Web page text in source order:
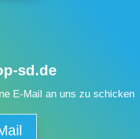
sd.de
E-Mail an uns zu schicken